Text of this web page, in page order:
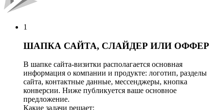
1
ШАПКА САЙТА, СЛАЙДЕР ИЛИ ОФФЕР
В шапке сайта-визитки располагается основная
информация о компании и продукте: логотип, разделы
сайта, контактные данные, мессенджеры, кнопка
конверсии. Ниже публикуется ваше основное
предложение.
Какие задачи решает: